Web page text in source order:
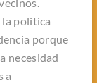
la politica
porque
necesidad
a